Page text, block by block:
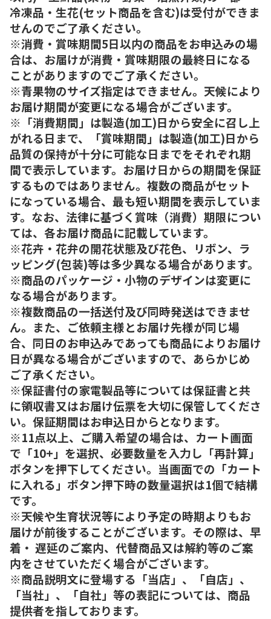
冷凍品・生花(セット商品を含む)は受付ができま
せんのでご了承ください。
※消費・賞味期間5日以内の商品をお申込みの場
合は、お届けが消費・賞味期限の最終日になる
ことがありますのでご了承ください。
※青果物のサイズ指定はできません。天候により
お届け期間が変更になる場合がございます。
※「消費期間」は製造(加工)日から安全に召し上
がれる日まで、「賞味期間」は製造(加工)日から
品質の保持が十分に可能な日までをそれぞれ期
間で表示しています。お届け日からの期間を保証
するものではありません。複数の商品がセット
になっている場合、最も短い期間を表示していま
す。なお、法律に基づく賞味（消費）期限につい
ては、各お届け商品に記載しています。
※花卉・花弁の開花状態及び花色、リボン、ラ
ッピング(包装)等は多少異なる場合があります。
※商品のパッケージ・小物のデザインは変更に
なる場合があります。
※複数商品の一括送付及び同時発送はできませ
ん。また、ご依頼主様とお届け先様が同じ場
合、同日のお申込みであっても商品によりお届け
日が異なる場合がございますので、あらかじめ
ご了承ください。
※保証書付の家電製品等については保証書と共
に領収書又はお届け伝票を大切に保管してくださ
い。保証期間はお申込日からとなります。
※11点以上、ご購入希望の場合は、カート画面
で「10+」を選択、必要数量を入力し「再計算」
ボタンを押下してください。当画面での「カート
に入れる」ボタン押下時の数量選択は1個で結構
です。
※天候や生育状況等により予定の時期よりもお
届けが前後することがございます。その際は、早
着・ 遅延のご案内、代替商品又は解約等のご案
内をさせていただく場合がございます。
※商品説明文に登場する「当店」、「自店」、
「当社」、「自社」等の表記については、商品
提供者を指しております。